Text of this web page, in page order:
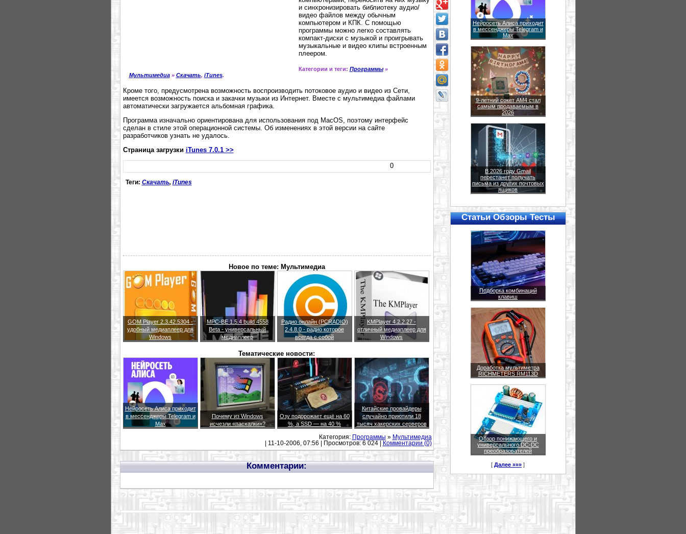
и синхронизировать библиотеку аудио/
видео файлов между обычным
компьютером и КПК. С помощью
программы можно легко составлять
компакт-диски с музыкой и проигрывать
музыкальные и видео клипы встроенным
плеером.
Категории и теги: Программы»
Мультимедиа» Скачать, iTunes.
Кроме того, предусмотрена возможность воспроизводить потоковое аудио и видео из Сети,
имеется возможность поиска и закачки музыки из Интернет. Вместе с мультимедиа файлами
автоматически загружается альбомная графика.
Программа изначально ориентирована для использования под MacOS, поэтому интерфейс
сделан в стиле этой операционной системы. Об изменениях в этой версии на сайте
разработчиков узнать не удалось.
Страница загрузки iTunes 7.0.1 >>
0
Теги: Скачать, iTunes
Новое по теме: Мультимедиа
GOM Player 2.3.42.5304 -
удобный медиаплеер для
Windows
MPC-BE 1.5.4 build 4558
Beta - универсальный
медиаплеер
Радио онлайн (PCRADIO)
2.4.8.0 - радио которое
всегда с собой
KMPlayer 4.2.2.27 -
отличный медиаплеер для
Windows
Тематические новости:
Нейросеть Алиса приходит
в мессенджеры Telegram и
Max
Почему из Windows
исчезли «пасхалки»?
Озу подорожает ещё на 60
%, а SSD — на 40 %
Китайские провайдеры
случайно приютили 18
тысяч хакерских серверов
Категория: Программы » Мультимедиа
| 11-10-2006, 07:56 | Просмотров: 6 024 |
Комментарии (0)
Комментарии:
Нейросеть Алиса приходит
в мессенджеры Telegram и
Max
9-летний сокет AM4 стал
самым продаваемым в
2026
В 2026 году Gmail
перестанет получать
письма из других почтовых
ящиков
Статьи Обзоры Тесты
Подборка комбинаций
клавиш
Доработка мультиметра
RICHMETERS RM113D
Обзор понижающего и
универсального DC-DC
преобразователей
[ Далее »»» ]